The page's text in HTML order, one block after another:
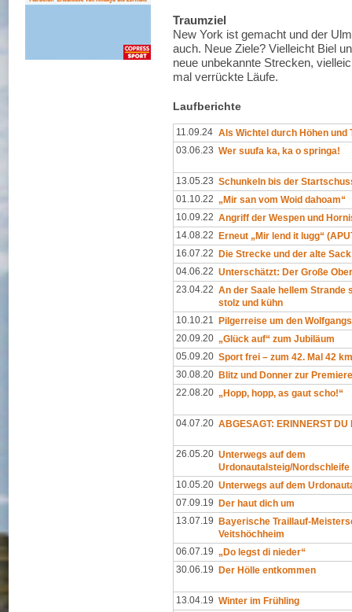
Traumziel
New York ist gemacht und der
auch. Neue Ziele? Vielleicht Biel
neue unbekannte Strecken,
mal verrückte Läufe.
Laufberichte
11.09.24 Als Wichtel durch Höhen und
03.06.23 Wer suufa ka, ka o springa!
13.05.23 Schunkeln bis der
01.10.22 „Mir san vom Woid dahoam“
10.09.22 Angriff der Wespen und
14.08.22
Erneut „Mir lend it lugg“
16.07.22
Die Strecke und der alte Sack
04.06.22 Unterschätzt: Der Große
23.04.22 An der Saale hellem Strande
stolz und kühn
10.10.21
Pilgerreise um den
20.09.20 „Glück auf“ zum Jubiläum
05.09.20 Sport frei – zum 42. Mal 42 km
30.08.20 Blitz und Donner zur Premiere
22.08.20 „Hopp, hopp, as gaut scho!“
04.07.20 ABGESAGT: ERINNERST DU
26.05.20 Unterwegs auf dem
Urdonautalsteig/Nordschleife
10.05.20 Unterwegs auf dem
07.09.19
Der haut dich um
13.07.19
Bayerische Traillauf-
Veitshöchheim
06.07.19 „Do legst di nieder“
30.06.19
Der Hölle entkommen
13.04.19 Winter im Frühling